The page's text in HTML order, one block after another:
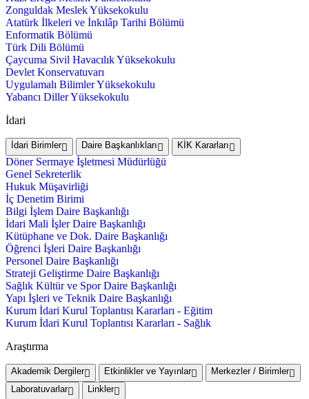
Zonguldak Meslek Yüksekokulu
Atatürk İlkeleri ve İnkılâp Tarihi Bölümü
Enformatik Bölümü
Türk Dili Bölümü
Çaycuma Sivil Havacılık Yüksekokulu
Devlet Konservatuvarı
Uygulamalı Bilimler Yüksekokulu
Yabancı Diller Yüksekokulu
İdari
İdari Birimler Daire Başkanlıkları KİK Kararları
Döner Sermaye İşletmesi Müdürlüğü
Genel Sekreterlik
Hukuk Müşavirliği
İç Denetim Birimi
Bilgi İşlem Daire Başkanlığı
İdari Mali İşler Daire Başkanlığı
Kütüphane ve Dok. Daire Başkanlığı
Öğrenci İşleri Daire Başkanlığı
Personel Daire Başkanlığı
Strateji Geliştirme Daire Başkanlığı
Sağlık Kültür ve Spor Daire Başkanlığı
Yapı İşleri ve Teknik Daire Başkanlığı
Kurum İdari Kurul Toplantısı Kararları - Eğitim
Kurum İdari Kurul Toplantısı Kararları - Sağlık
Araştırma
Akademik Dergiler Etkinlikler ve Yayınlar
Merkezler / Birimler
Laboratuvarlar
Linkler